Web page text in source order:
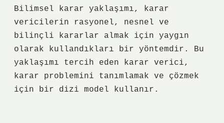
Bilimsel karar yaklaşımı, karar
vericilerin rasyonel, nesnel ve
bilinçli kararlar almak için yaygın
olarak kullandıkları bir yöntemdir. Bu
yaklaşımı tercih eden karar verici,
karar problemini tanımlamak ve çözmek
için bir dizi model kullanır.